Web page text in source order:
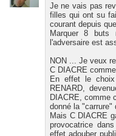
Je ne vais pas
filles qui ont su
courant depuis
Marquer 8 buts
l'adversaire est
NON ... Je veux
C DIACRE
En effet le
RENARD,
DIACRE, comme
donné la "carrure"
Mais C DIACRE
provocatrice
effet adouber